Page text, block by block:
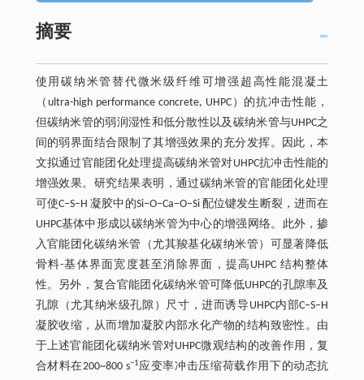
摘要
使用碳纳米管替代微米级纤维可增强超高性能混凝土
（ultra-high performance concrete, UHPC）的抗冲击性能，
但碳纳米管的弱润湿性和低分散性以及碳纳米管与UHPC之
间的弱界面结合限制了其增强效果的充分发挥。因此，本
文拟通过官能团化处理提高碳纳米管对UHPC抗冲击性能的
增强效果。研究结果表明，通过碳纳米管的官能团化处理
可使C‒S‒H 凝胶中的Si‒O‒Ca‒O‒Si 配位键发生断裂，进而在
UHPC基体中形成以碳纳米管为中心的增强网络。此外，掺
入官能团化碳纳米管（尤其羧基化碳纳米管）可显著降低
骨料-基体界面宽度甚至消除界面，提高UHPC 结构整体
性。另外，复合官能团化碳纳米管可降低UHPC的孔隙率及
孔隙（尤其纳米级孔隙）尺寸，进而诱导UHPC内部C‒S‒H
凝胶收缩，从而增加凝胶内部水化产物的结构致密性。由
于上述官能团化碳纳米管对UHPC微观结构的改善作用，复
合材料在200~800 s−1应变率冲击压缩荷载作用下的动态抗